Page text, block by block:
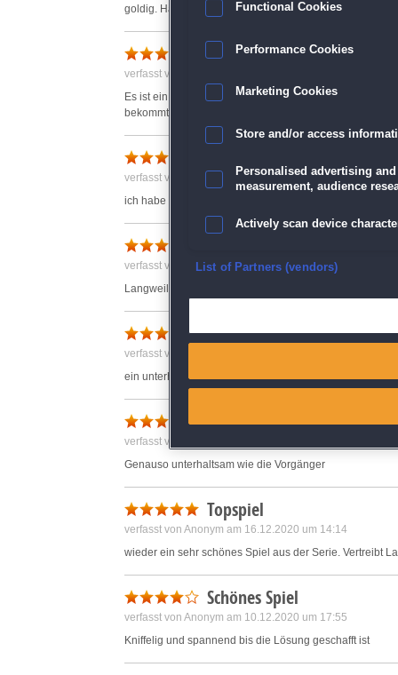
goldig. Habe mich gefreut, endlich wieder mal ein
supi
verfasst von Anonym am 18.12.2020 um 12:45
Es ist ein spiel, bei dem man nicht nur ein wenig
bekommt.
verfasst von Elke am 28.12.2020 um 10:41
ich habe mich über ein neues Spiel dieser Serie
verfasst von Anonym am 27.11.2020 um 16:34
Langweilig
TOP
verfasst von Anonym am 29.05.2023 um 12:46
ein unterhaltsamer Zeitvertreib;-)
Travel Mosaics 13:
verfasst von Anonym am 29.11.2020 um 08:23
Genauso unterhaltsam wie die Vorgänger
Topspiel
verfasst von Anonym am 16.12.2020 um 14:14
wieder ein sehr schönes Spiel aus der Serie. Vertreibt
Schönes Spiel
verfasst von Anonym am 10.12.2020 um 17:55
Kniffelig und spannend bis die Lösung geschafft ist
Functional Cookies
Performance Cookies
Marketing Cookies
Store and/or access
Personalised advertising
measurement, audience
Actively scan device
Ensure security, prevent
List of Partners (vendors)